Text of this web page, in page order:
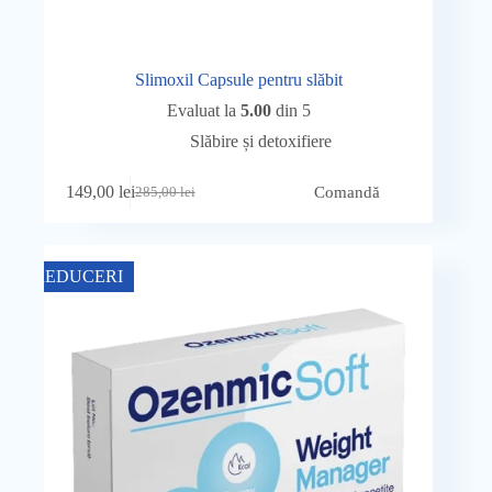
Slimoxil Capsule pentru slăbit
Evaluat la 5.00din 5
Slăbire și detoxifiere
285,00lei
Prețul
fost:
149,00 leiPrețul
149,00 lei.
Comandă
REDUCERI